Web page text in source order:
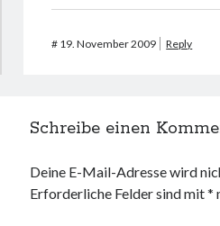
# 19. November 2009 Reply
Schreibe einen
Deine E-Mail-Adresse wird
Erforderliche Felder sind mit*